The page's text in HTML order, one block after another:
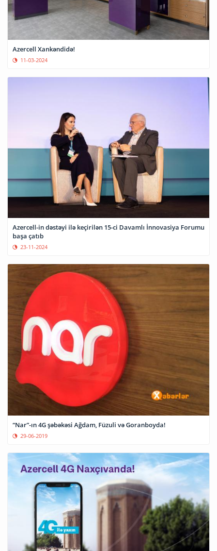
Azercell Xankəndidə!
11-03-2024
Azercell-in dəstəyi ilə keçirilən 15-ci Davamlı İnnovasiya Forumu
başa çatıb
23-11-2024
“Nar”-ın 4G şəbəkəsi Ağdam, Füzuli və Goranboyda!
29-06-2019